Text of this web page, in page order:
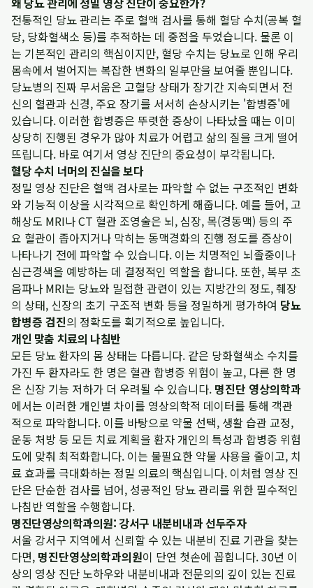
전통적인 당뇨 관리는 주로 혈액 검사를 통해 혈당 수치(공복 혈
당, 당화혈색소 등)를 추적하는 데 중점을 두었습니다. 물론 이
는 기본적인 관리의 핵심이지만, 혈당 수치는 당뇨로 인해 우리
몸속에서 벌어지는 복잡한 변화의 일부만을 보여줄 뿐입니다.
당뇨병의 진짜 무서움은 고혈당 상태가 장기간 지속되면서 전
신의 혈관과 신경, 주요 장기를 서서히 손상시키는 '합병증'에
있습니다. 이러한 합병증은 뚜렷한 증상이 나타났을 때는 이미
상당히 진행된 경우가 많아 치료가 어렵고 삶의 질을 크게 떨어
뜨립니다. 바로 여기서 영상 진단의 중요성이 부각됩니다.
혈당 수치 너머의 진실을 보다
정밀 영상 진단은 혈액 검사로는 파악할 수 없는 구조적인 변화
와 기능적 이상을 시각적으로 확인하게 해줍니다. 예를 들어, 고
해상도 MRI나 CT 혈관 조영술은 뇌, 심장, 목(경동맥) 등의 주
요 혈관이 좁아지거나 막히는 동맥경화의 진행 정도를 증상이
나타나기 전에 파악할 수 있습니다. 이는 치명적인 뇌졸중이나
심근경색을 예방하는 데 결정적인 역할을 합니다. 또한, 복부 초
음파나 MRI는 당뇨와 밀접한 관련이 있는 지방간의 정도, 췌장
의 상태, 신장의 초기 구조적 변화 등을 정밀하게 평가하여 당뇨
합병증 검진의 정확도를 획기적으로 높입니다.
개인 맞춤 치료의 나침반
모든 당뇨 환자의 몸 상태는 다릅니다. 같은 당화혈색소 수치를
가진 두 환자라도 한 명은 혈관 합병증 위험이 높고, 다른 한 명
은 신장 기능 저하가 더 우려될 수 있습니다. 명진단 영상의학과
에서는 이러한 개인별 차이를 영상의학적 데이터를 통해 객관
적으로 파악합니다. 이를 바탕으로 약물 선택, 생활 습관 교정,
운동 처방 등 모든 치료 계획을 환자 개인의 특성과 합병증 위험
도에 맞춰 최적화합니다. 이는 불필요한 약물 사용을 줄이고, 치
료 효과를 극대화하는 정밀 의료의 핵심입니다. 이처럼 영상 진
단은 단순한 검사를 넘어, 성공적인 당뇨 관리를 위한 필수적인
나침반 역할을 수행합니다.
명진단영상의학과의원: 강서구 내분비내과 선두주자
서울 강서구 지역에서 신뢰할 수 있는 내분비 진료 기관을 찾는
다면, 명진단영상의학과의원이 단연 첫손에 꼽힙니다. 30년 이
상의 영상 진단 노하우와 내분비내과 전문의의 깊이 있는 진료